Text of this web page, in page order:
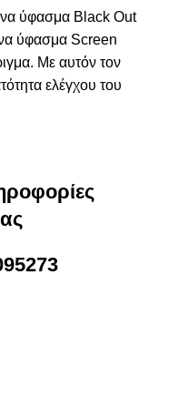
ύφασμα Black Out
ύφασμα Screen
Με αυτόν τον
ελέγχου του